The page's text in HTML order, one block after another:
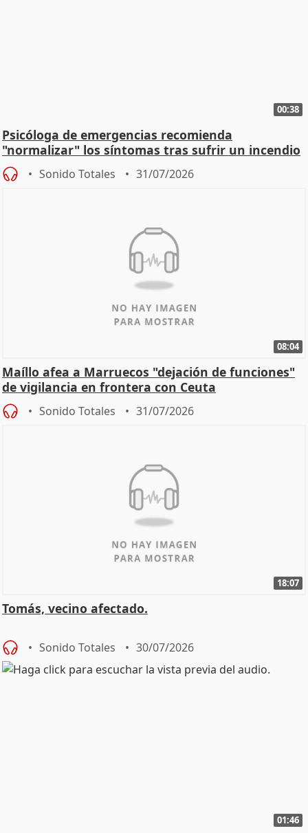
00:38
Psicóloga de emergencias recomienda
"normalizar" los síntomas tras sufrir un incendio
Sonido Totales 31/07/2026
08:04
Maíllo afea a Marruecos "dejación de funciones"
de vigilancia en frontera con Ceuta
Sonido Totales 31/07/2026
18:07
Tomás, vecino afectado.
Sonido Totales 30/07/2026
01:46